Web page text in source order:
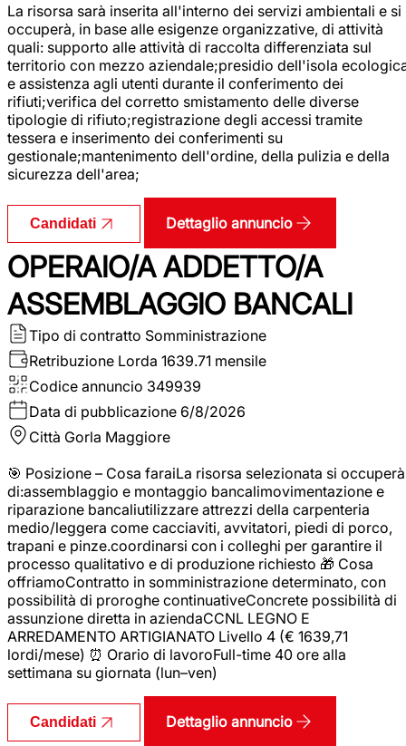
La risorsa sarà inserita all'interno dei servizi ambientali e si
occuperà, in base alle esigenze organizzative, di attività
quali: supporto alle attività di raccolta differenziata sul
territorio con mezzo aziendale;presidio dell'isola
e assistenza agli utenti durante il conferimento dei
rifiuti;verifica del corretto smistamento delle diverse
tipologie di rifiuto;registrazione degli accessi tramite
tessera e inserimento dei conferimenti su
gestionale;mantenimento dell'ordine, della pulizia e della
sicurezza dell'area;
Candidati Dettaglio annuncio
OPERAIO/A ADDETTO/A
ASSEMBLAGGIO BANCALI
Tipo di contratto Somministrazione
Retribuzione Lorda 1639.71 mensile
Codice annuncio 349939
Data di pubblicazione 6/8/2026
Città Gorla Maggiore
🎯 Posizione – Cosa faraiLa risorsa selezionata si occuperà
di:assemblaggio e montaggio bancalimovimentazione e
riparazione bancaliutilizzare attrezzi della carpenteria
medio/leggera come cacciaviti, avvitatori, piedi di porco,
trapani e pinze.coordinarsi con i colleghi per garantire il
processo qualitativo e di produzione richiesto 🎁 Cosa
offriamoContratto in somministrazione determinato, con
possibilità di proroghe continuativeConcrete possibilità di
assunzione diretta in aziendaCCNL LEGNO E
ARREDAMENTO ARTIGIANATO Livello 4 (€ 1639,71
lordi/mese) ⏰ Orario di lavoroFull-time 40 ore alla
settimana su giornata (lun–ven)
Candidati Dettaglio annuncio